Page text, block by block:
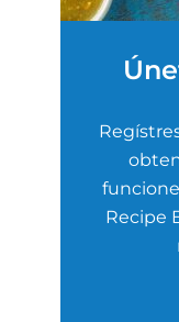
Recipe